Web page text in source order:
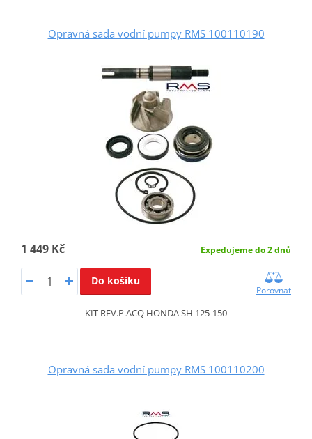
Opravná sada vodní pumpy RMS 100110190
1 449 Kč Expedujeme do 2 dnů
Do košíku
Porovnat
KIT REV.P.ACQ HONDA SH 125-150
Opravná sada vodní pumpy RMS 100110200